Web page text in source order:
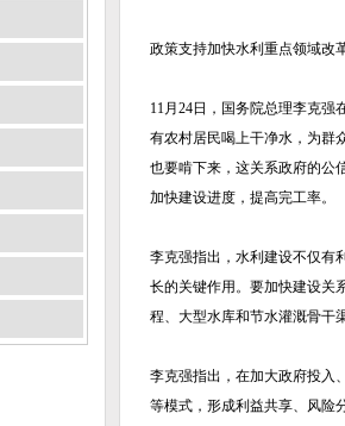
政策支持加快水利重点领域改
11月24日，国务院总理李克
有农村居民喝上干净水，为群
也要啃下来，这关系政府的公
加快建设进度，提高完工率。
李克强指出，水利建设不仅有
长的关键作用。要加快建设关
程、大型水库和节水灌溉骨干
李克强指出，在加大政府投入
等模式，形成利益共享、风险